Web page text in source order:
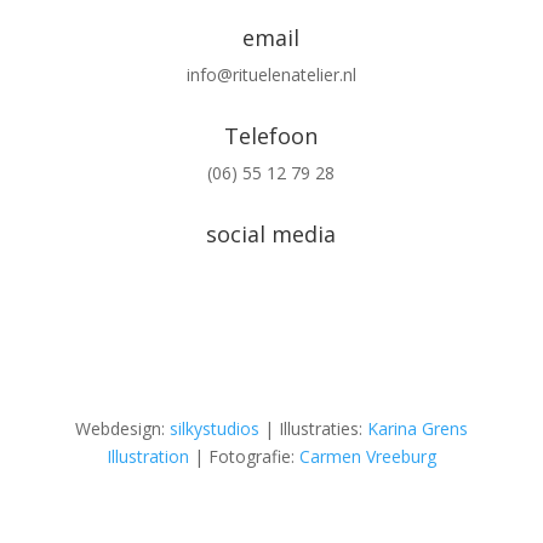
email
info@rituelenatelier.nl
Telefoon
(06) 55 12 79 28
social media
Webdesign: silkystudios | Illustraties: Karina Grens
Illustration | Fotografie: Carmen Vreeburg